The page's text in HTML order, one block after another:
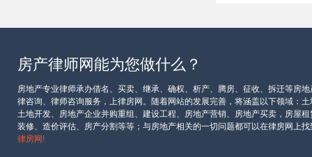
房产律师网能为您做什么？
房地产专业律师承办借名、买卖、继承、确权、析产、腾房、征收、拆迁等房
律咨询、律师咨询服务，上律房网。随着网站的发展完善，将涵盖以下领域：
土地开发、房地产企业并购重组、建设工程、房地产营销、房地产买卖，房屋
装修、造价评估、房产分割等等；与房地产相关的一切问题都可以在律房网上
律房网!